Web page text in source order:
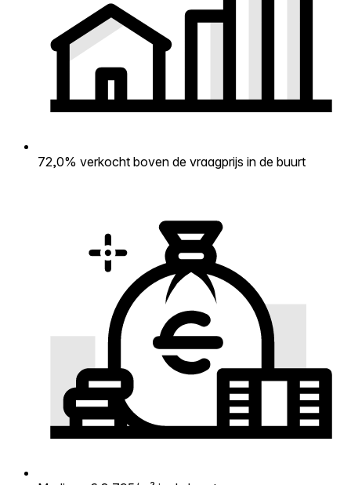
72,0% verkocht boven de vraagprijs in de buurt